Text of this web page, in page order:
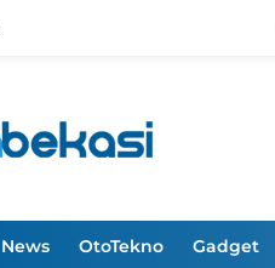
News OtoTekno Gadget